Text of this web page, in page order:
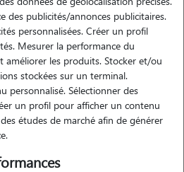
des publicités/annonces publicitaires.
personnalisées. Créer un profil
Mesurer la performance du
améliorer les produits. Stocker et/ou
stockées sur un terminal.
personnalisé. Sélectionner des
un profil pour afficher un contenu
études de marché afin de générer